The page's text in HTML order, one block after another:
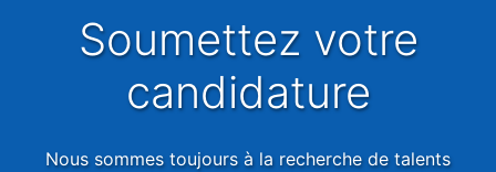
Soumettez votre
candidature
Nous sommes toujours à la recherche de talents